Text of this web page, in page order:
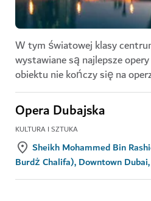
W tym światowej klasy
wystawiane są najlepsze
obiektu nie kończy się na
Opera Dubajska
KULTURA I SZTUKA
Sheikh Mohammed Bin
Burdż Chalifa), Downtown